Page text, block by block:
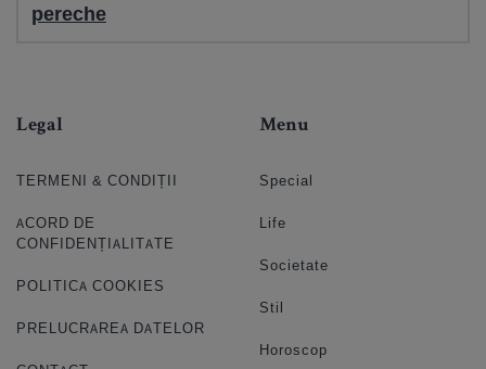
pereche
Legal
TERMENI & CONDIȚII
ACORD DE
CONFIDENȚIALITATE
POLITICA COOKIES
PRELUCRAREA DATELOR
Menu
Special
Life
Societate
Stil
Horoscop